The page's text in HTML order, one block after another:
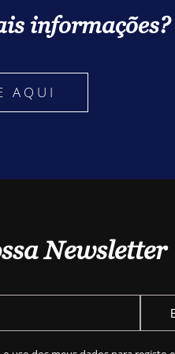
informações?
AQUI
Newsletter